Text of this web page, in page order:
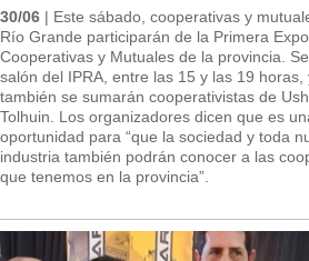
30/06 | Este sábado, cooperativas y
Río Grande participarán de la Primera Expo
Cooperativas y Mutuales de la provincia.
salón del IPRA, entre las 15 y las 19 horas,
también se sumarán cooperativistas de
Tolhuin. Los organizadores dicen que es
oportunidad para “que la sociedad y toda
industria también podrán conocer a las
que tenemos en la provincia”.